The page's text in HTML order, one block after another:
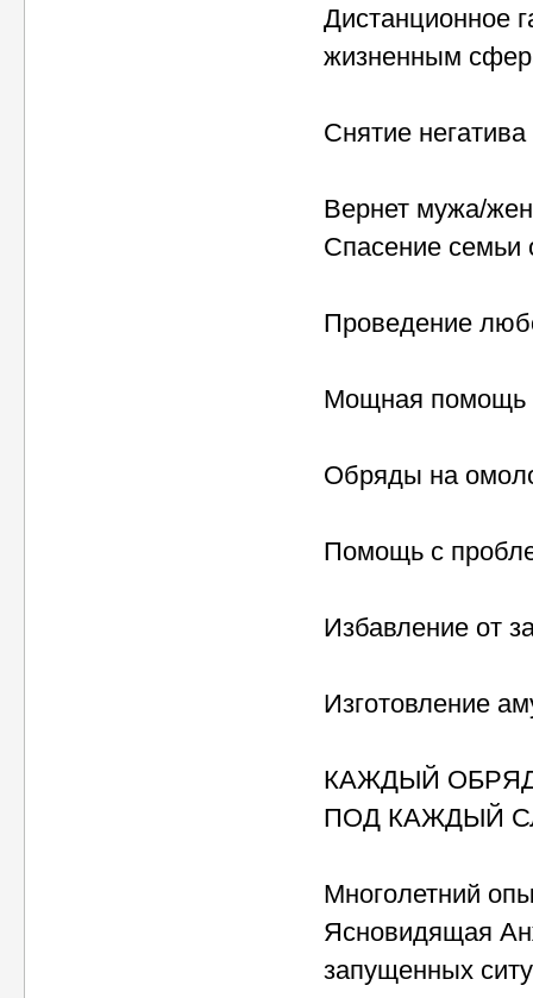
Дистанционное
жизненным
Снятие
Вернет мужа/
Спасение семьи
Проведение
Мощная помощь
Обряды на
Помощь с
Избавление от
Изготовление
КАЖДЫЙ
ПОД КАЖДЫЙ
Многолетний
Ясновидящая
запущенных